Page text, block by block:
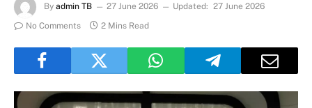
By admin TB 27 June 2026 Updated: 27 June 2026
No Comments
2 Mins Read